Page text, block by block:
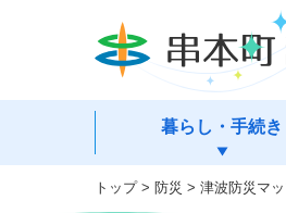
移
暮らし・手続き
トップ> 防災 > 津波防災マ